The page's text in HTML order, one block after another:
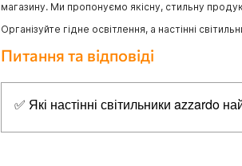
магазину. Ми пропонуємо якісну, стильну
Організуйте гідне освітлення, а настінні
Питання та відповіді
✅ Які настінні світильники azzardo